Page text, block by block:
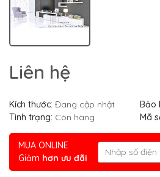
Liên hệ
Kích thước: Đang cập nhật Bảo
Tình trạng: Còn hàng Mã
MUA ONLINE
Giảm hơn ưu đãi